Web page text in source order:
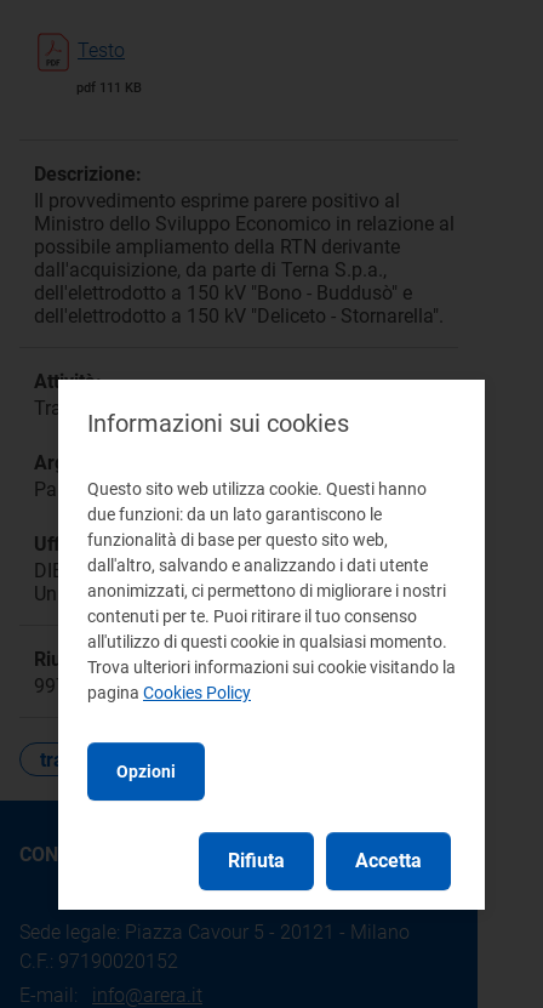
Testo
pdf 111 KB
Descrizione:
Il provvedimento esprime parere positivo al
Ministro dello Sviluppo Economico in relazione al
possibile ampliamento della RTN derivante
dall'acquisizione, da parte di Terna S.p.a.,
dell'elettrodotto a 150 kV "Bono - Buddusò" e
dell'elettrodotto a 150 kV "Deliceto - Stornarella".
Attività:
Trasmissione
Argomento:
Parere al MSE sull’aggiornamento della RTN
Ufficio responsabile:
DIEU Direzione Infrastrutture Energia e
Unbundling
Riunione:
997
trasmissione
CONTATTI
Sede legale: Piazza Cavour 5 - 20121 - Milano
C.F.: 97190020152
E-mail: info@arera.it
Informazioni sui cookies
Questo sito web utilizza cookie. Questi hanno
due funzioni: da un lato garantiscono le
funzionalità di base per questo sito web,
dall'altro, salvando e analizzando i dati utente
anonimizzati, ci permettono di migliorare i nostri
contenuti per te. Puoi ritirare il tuo consenso
all'utilizzo di questi cookie in qualsiasi momento.
Trova ulteriori informazioni sui cookie visitando la
pagina Cookies Policy
Opzioni
Rifiuta Accetta